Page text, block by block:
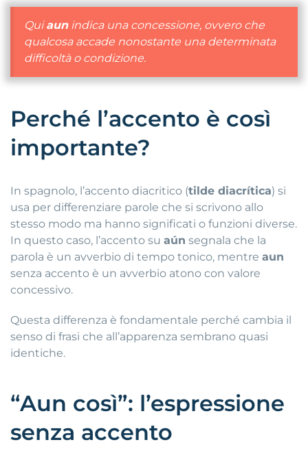
Quiaunindica una concessione, ovvero che
qualcosa accade nonostante una determinata
difficoltà o condizione.
Perché l’accento è così
importante?
In spagnolo, l’accento diacritico (tilde diacrítica) si
usa per differenziare parole che si scrivono allo
stesso modo ma hanno significati o funzioni diverse.
In questo caso, l’accento su aún segnala che la
parola è un avverbio di tempo tonico, mentre aun
senza accento è un avverbio atono con valore
concessivo.
Questa differenza è fondamentale perché cambia il
senso di frasi che all’apparenza sembrano quasi
identiche.
“Aun così”: l’espressione
senza accento